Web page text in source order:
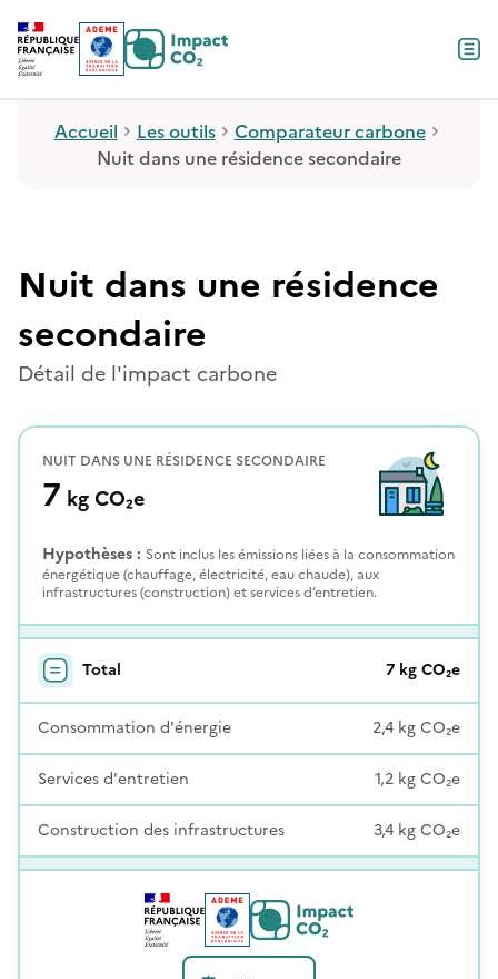
Contenu
Menu
Pied de page
Accueil Les outils
Comparateur carbone
Nuit dans une résidence secondaire
Nuit dans une résidence
secondaire
Détail de l'impact carbone
NUIT DANS UNE RÉSIDENCE SECONDAIRE
7 kgCO₂e
Hypothèses : Sont inclus les émissions liées à la consommation
énergétique (chauffage, électricité, eau chaude), aux
infrastructures (construction) et services d’entretien.
Total 7 kgCO₂e
Consommation d'énergie 2,4 kgCO₂e
Services d'entretien 1,2 kgCO₂e
Construction des infrastructures 3,4 kgCO₂e